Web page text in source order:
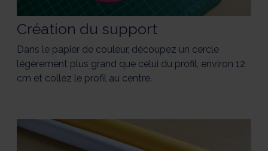
Création du support
Dans le papier de couleur, découpez un cercle
légèrement plus grand que celui du profil, environ 12
cm et collez le profil au centre.